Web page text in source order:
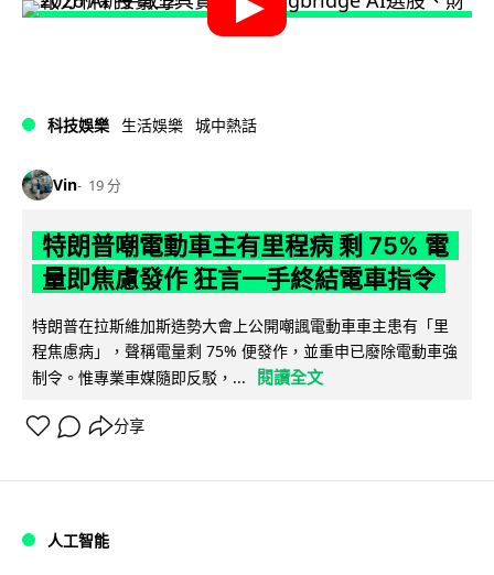
科技娛樂 生活娛樂 城中熱話
Vin 19 分
特朗普嘲電動車主有里程病 剩 75% 電
量即焦慮發作 狂言一手終結電車指令
特朗普在拉斯維加斯造勢大會上公開嘲諷電動車車主患有「里
程焦慮病」，聲稱電量剩 75% 便發作，並重申已廢除電動車強
制令。惟專業車媒隨即反駁，...
閱讀全文
分享
人工智能